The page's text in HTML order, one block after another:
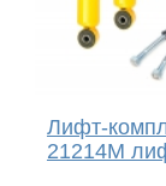
Лифт-
21214М